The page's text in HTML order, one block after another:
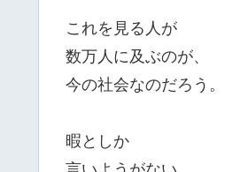
これを見る人が
数万人に及ぶのが、
今の社会なのだろう。
暇としか